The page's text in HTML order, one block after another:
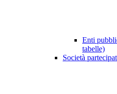
Enti
tabelle)
Società